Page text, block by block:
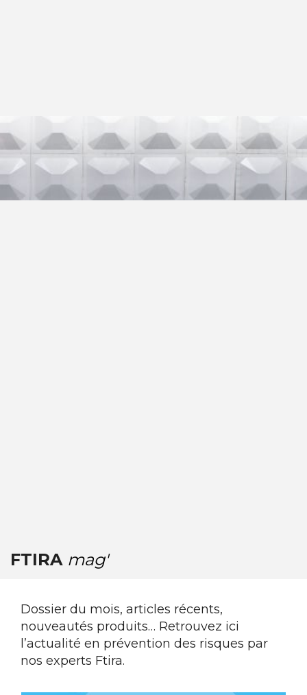
FTIRA mag'
Dossier du mois, articles récents,
nouveautés produits… Retrouvez ici
l’actualité en prévention des risques par
nos experts Ftira.